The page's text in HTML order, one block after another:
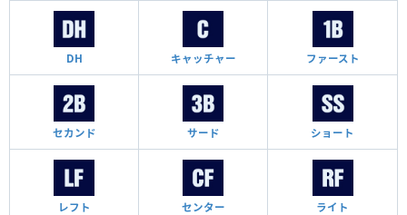
DH キャッチャー ファースト
セカンド サード ショート
レフト センター ライト